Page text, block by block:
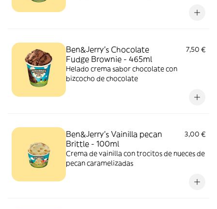
Ben&Jerry’s Chocolate
Fudge Brownie - 465ml
7,50 €
Helado crema sabor chocolate con
bizcocho de chocolate
Ben&Jerry’s Vainilla pecan
Brittle - 100ml
3,00 €
Crema de vainilla con trocitos de nueces de
pecan caramelizadas